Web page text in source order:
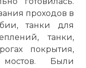
проходов в
танки для
танки,
покрытия,
Были